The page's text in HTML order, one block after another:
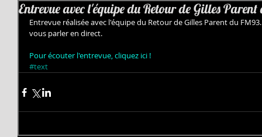
Entrevue avec l'équipe du Retour de Gilles
Entrevue réalisée avec l'équipe du Retour de Gilles Parent du
vous parler en direct.
Pour écouter l'entrevue, cliquez ici !
#text